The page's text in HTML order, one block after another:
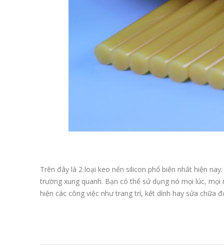
Trên đây là 2 loại keo nến silicon phổ biến nhất hiện nay.
trường xung quanh. Bạn có thể sử dụng nó mọi lúc,
hiện các công việc như trang trí, kết dính hay sửa chữa